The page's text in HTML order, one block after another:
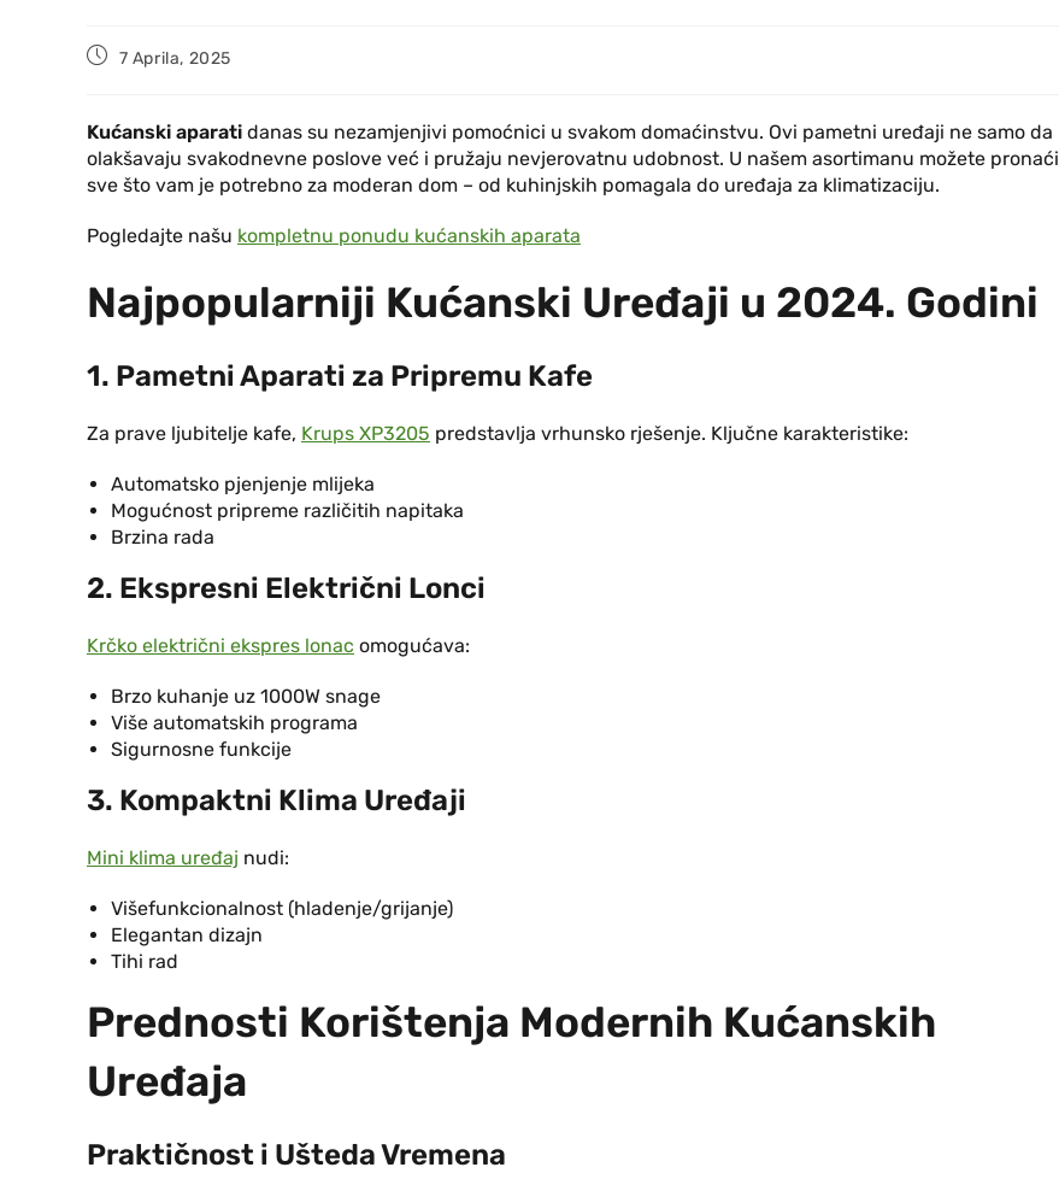
7 Aprila, 2025
Kućanski aparati danas su nezamjenjivi pomoćnici u svakom domaćinstvu. Ovi pametni uređaji ne samo da
olakšavaju svakodnevne poslove već i pružaju nevjerovatnu udobnost. U našem asortimanu možete pronaći
sve što vam je potrebno za moderan dom – od kuhinjskih pomagala do uređaja za klimatizaciju.
Pogledajte našu kompletnu ponudu kućanskih aparata
Najpopularniji Kućanski Uređaji u 2024. Godini
1. Pametni Aparati za Pripremu Kafe
Za prave ljubitelje kafe, Krups XP3205 predstavlja vrhunsko rješenje. Ključne karakteristike:
Automatsko pjenjenje mlijeka
Mogućnost pripreme različitih napitaka
Brzina rada
2. Ekspresni Električni Lonci
Krčko električni ekspres lonac omogućava:
Brzo kuhanje uz 1000W snage
Više automatskih programa
Sigurnosne funkcije
3. Kompaktni Klima Uređaji
Mini klima uređaj nudi:
Višefunkcionalnost (hladenje/grijanje)
Elegantan dizajn
Tihi rad
Prednosti Korištenja Modernih Kućanskih
Uređaja
Praktičnost i Ušteda Vremena